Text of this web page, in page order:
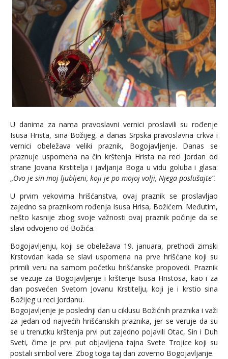
U danima za nama pravoslavni vernici proslavili su rođenje
Isusa Hrista, sina Božijeg, a danas Srpska pravoslavna crkva i
vernici obeležava veliki praznik, Bogojavljenje. Danas se
praznuje uspomena na čin krštenja Hrista na reci Jordan od
strane Jovana Krstitelja i javljanja Boga u vidu goluba i glasa:
„Ovo je sin moj ljubljeni, koji je po mojoj volji, Njega poslušajte“.
U prvim vekovima hrišćanstva, ovaj praznik se proslavljao
zajedno sa praznikom rođenja Isusa Hrisa, Božićem. Međutim,
nešto kasnije zbog svoje važnosti ovaj praznik počinje da se
slavi odvojeno od Božića.
Bogojavljenju, koji se obeležava 19. januara, prethodi zimski
Krstovdan kada se slavi uspomena na prve hrišćane koji su
primili veru na samom početku hrišćanske propovedi. Praznik
se vezuje za Bogojavljenje i krštenje Isusa Hristosa, kao i za
dan posvećen Svetom Jovanu Krstitelju, koji je i krstio sina
Božijeg u reci Jordanu.
Bogojavljenje je poslednji dan u ciklusu Božićnih praznika i važi
za jedan od najvećih hrišćanskih praznika, jer se veruje da su
se u trenutku krštenja prvi put zajedno pojavili Otac, Sin i Duh
Sveti, čime je prvi put objavljena tajna Svete Trojice koji su
postali simbol vere. Zbog toga taj dan zovemo Bogojavljanje.